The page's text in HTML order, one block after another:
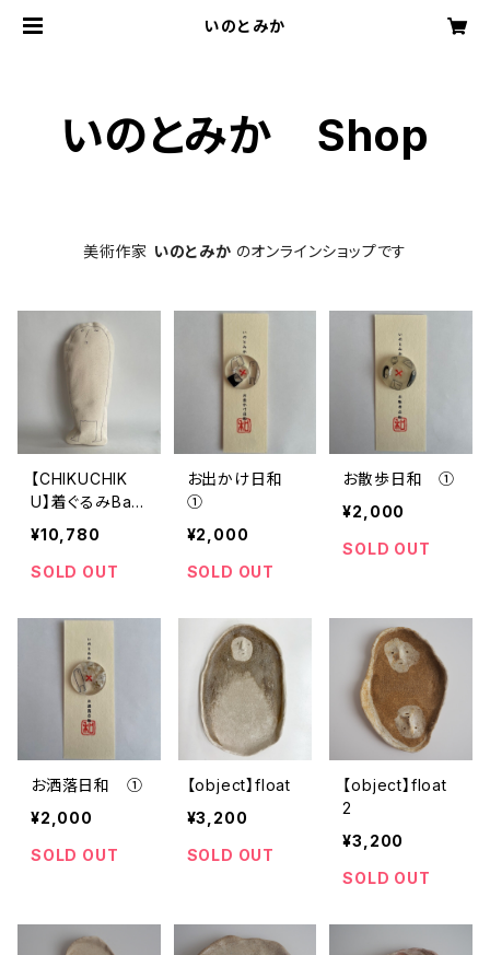
いのとみか
いのとみか Shop
美術作家 いのとみか のオンラインショップです
【CHIKUCHIK
U】着ぐるみBag
1
¥10,780
SOLD OUT
お出かけ日和
①
¥2,000
SOLD OUT
お散歩日和 ①
¥2,000
SOLD OUT
お洒落日和 ①
¥2,000
SOLD OUT
【object】float
¥3,200
SOLD OUT
【object】float
2
¥3,200
SOLD OUT